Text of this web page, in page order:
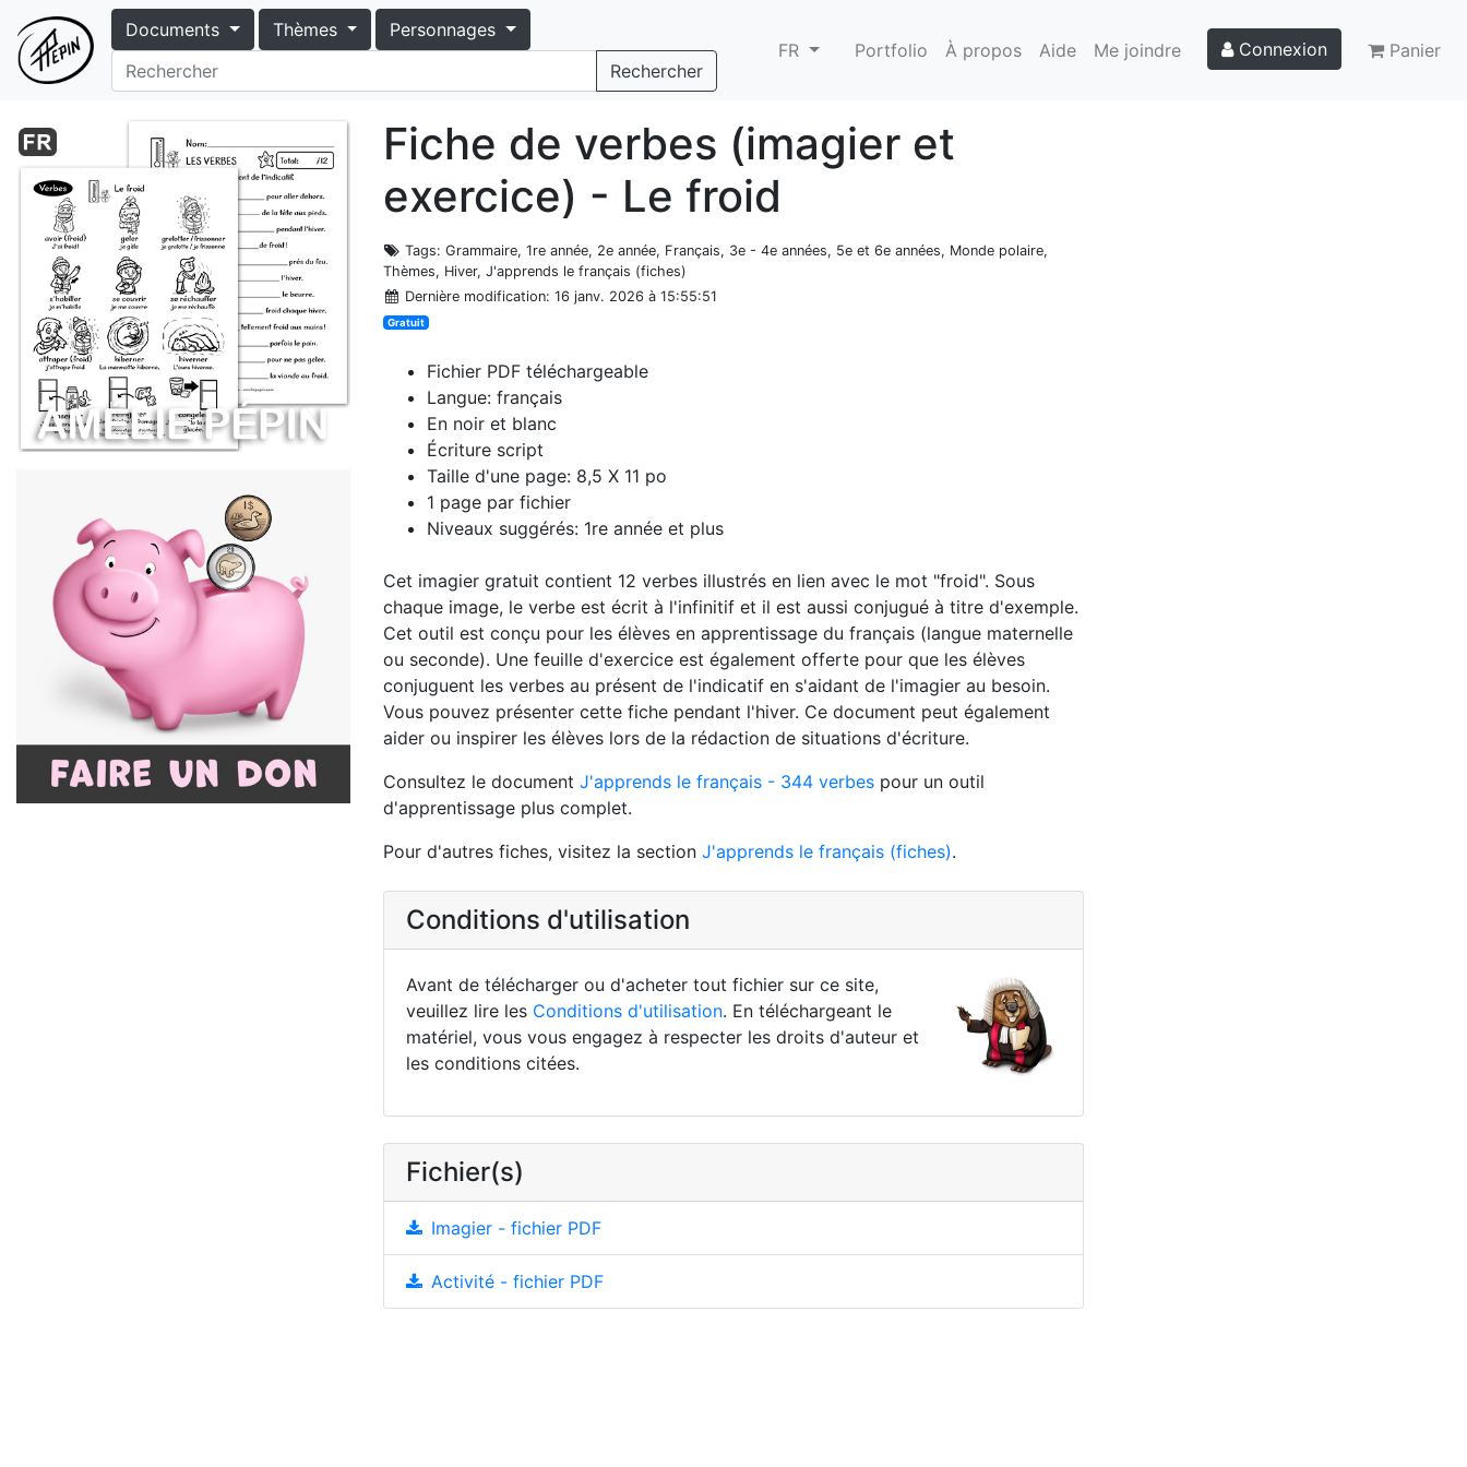
Documents Thèmes
Personnages
Rechercher
FR Portfolio À propos Aide Me joindre Connexion Panier
Fiche de verbes (imagier et
exercice) - Le froid
Tags: Grammaire, 1re année, 2e année, Français, 3e - 4e années, 5e et 6e années, Monde polaire,
Thèmes, Hiver, J'apprends le français (fiches)
Dernière modification: 16 janv. 2026 à 15:55:51
Gratuit
Fichier PDF téléchargeable
Langue: français
En noir et blanc
Écriture script
Taille d'une page: 8,5 X 11 po
1 page par fichier
Niveaux suggérés: 1re année et plus
Cet imagier gratuit contient 12 verbes illustrés en lien avec le mot "froid". Sous
chaque image, le verbe est écrit à l'infinitif et il est aussi conjugué à titre d'exemple.
Cet outil est conçu pour les élèves en apprentissage du français (langue maternelle
ou seconde). Une feuille d'exercice est également offerte pour que les élèves
conjuguent les verbes au présent de l'indicatif en s'aidant de l'imagier au besoin.
Vous pouvez présenter cette fiche pendant l'hiver. Ce document peut également
aider ou inspirer les élèves lors de la rédaction de situations d'écriture.
Consultez le document J'apprends le français - 344 verbes pour un outil
d'apprentissage plus complet.
Pour d'autres fiches, visitez la section J'apprends le français (fiches).
Conditions d'utilisation
Avant de télécharger ou d'acheter tout fichier sur ce site,
veuillez lire les Conditions d'utilisation. En téléchargeant le
matériel, vous vous engagez à respecter les droits d'auteur et
les conditions citées.
Fichier(s)
Imagier - fichier PDF
Activité - fichier PDF